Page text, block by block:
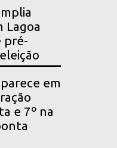
Lagoa
pré-
em
e 7º na